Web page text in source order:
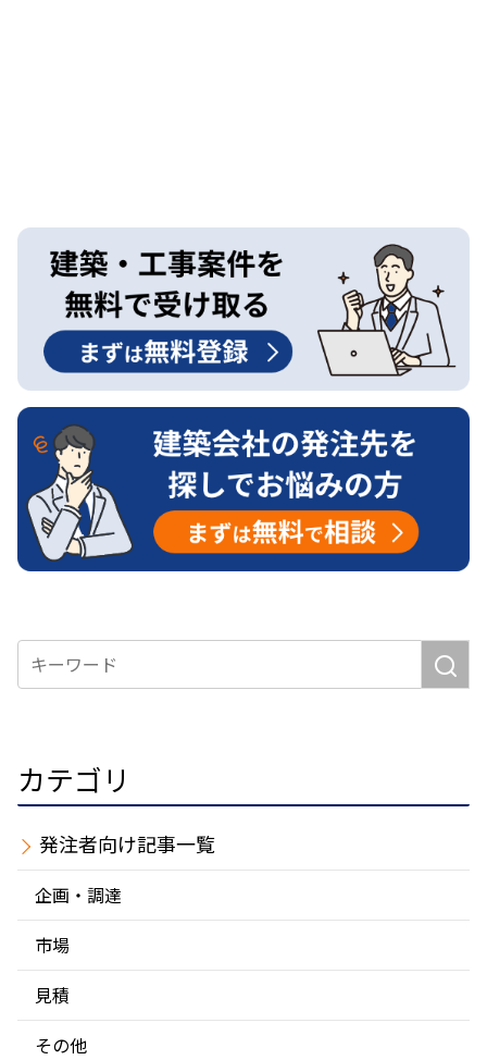
カテゴリ
発注者
企画・調達
市場
見積
その他